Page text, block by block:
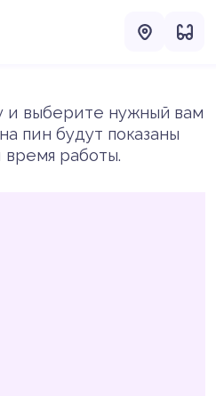
и выберите нужный вам
пин будут показаны
работы.